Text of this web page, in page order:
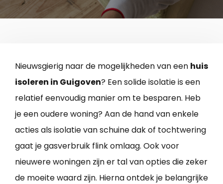
Nieuwsgierig naar de mogelijkheden van een huis
isoleren in Guigoven? Een solide isolatie is een
relatief eenvoudig manier om te besparen. Heb
je een oudere woning? Aan de hand van enkele
acties als isolatie van schuine dak of tochtwering
gaat je gasverbruik flink omlaag. Ook voor
nieuwere woningen zijn er tal van opties die zeker
de moeite waard zijn. Hierna ontdek je belangrijke